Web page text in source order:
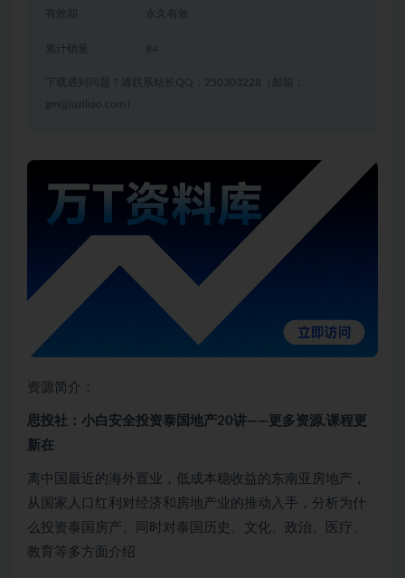
有效期 永久有效
累计销量 84
下载遇到问题？请联系站长QQ：250303228（邮箱：
gm@juziliao.com）
资源简介：
思投社：小白安全投资泰国地产20讲——更多资源,课程更
新在
离中国最近的海外置业，低成本稳收益的东南亚房地产，
从国家人口红利对经济和房地产业的推动入手，分析为什
么投资泰国房产。同时对泰国历史、文化、政治、医疗、
教育等多方面介绍